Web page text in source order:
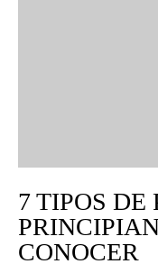
7 TIPOS DE
CONOCER